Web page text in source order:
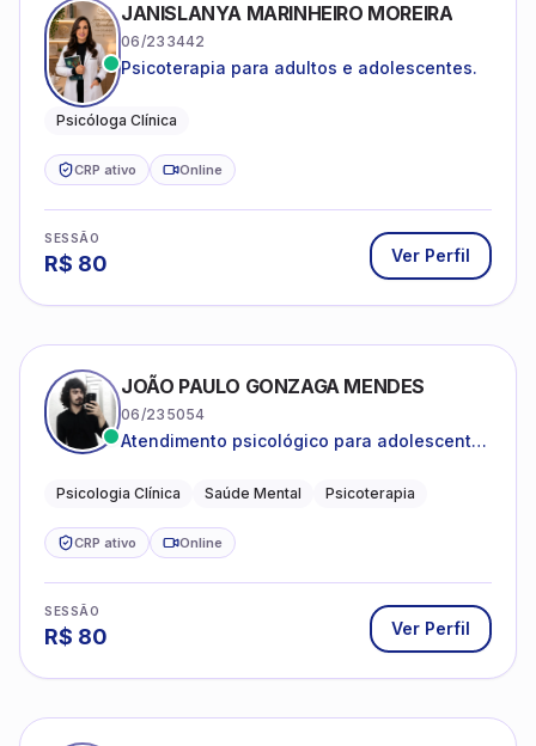
JANISLANYA MARINHEIRO MOREIRA
06/233442
Psicoterapia para adultos e adolescentes.
Psicóloga Clínica
CRP ativo Online
SESSÃO
R$ 80 Ver Perfil
JOÃO PAULO GONZAGA MENDES
06/235054
Atendimento psicológico para adolescentes
depressão e autoestima.
Psicologia Clínica Saúde Mental Psicoterapia
CRP ativo Online
SESSÃO
R$ 80 Ver Perfil